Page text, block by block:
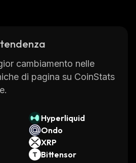
cambiamento nelle
di pagina su CoinStats
Hyperliquid
Ondo
XRP
Bittensor